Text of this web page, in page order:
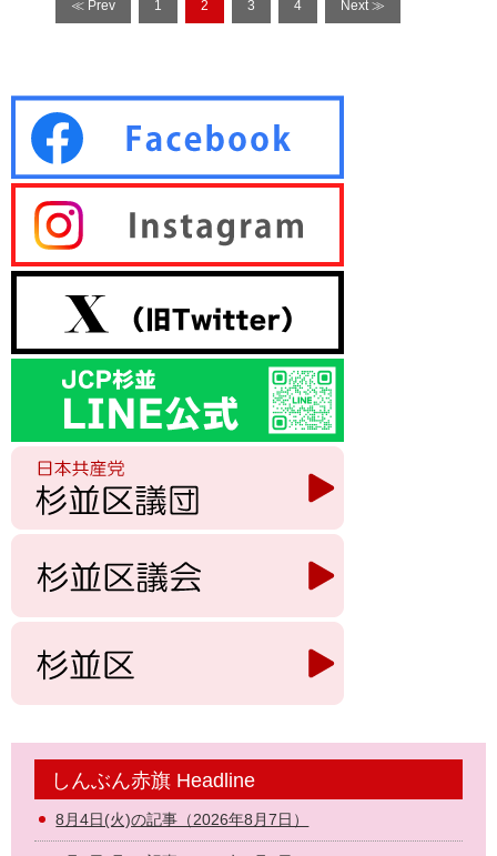
≪ Prev 1 2 3 4 Next ≫
しんぶん赤旗 Headline
8月4日(火)の記事（2026年8月7日）